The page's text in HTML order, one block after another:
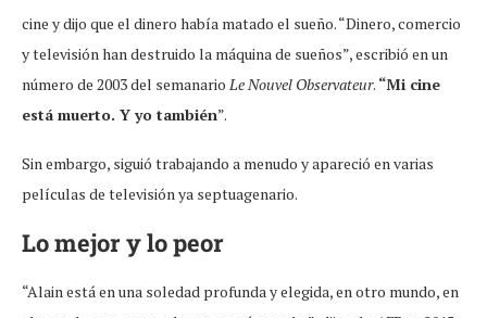
cine y dijo que el dinero había matado el sueño. “Dinero, comercio
y televisión han destruido la máquina de sueños”, escribió en un
número de 2003 del semanario Le Nouvel Observateur. “Mi cine
está muerto. Y yo también”.
Sin embargo, siguió trabajando a menudo y apareció en varias
películas de televisión ya septuagenario.
Lo mejor y lo peor
“Alain está en una soledad profunda y elegida, en otro mundo, en